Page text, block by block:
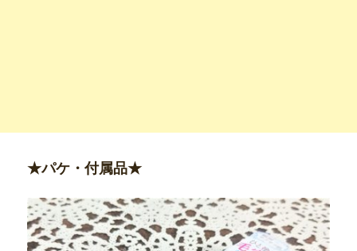
★パケ・付属品★